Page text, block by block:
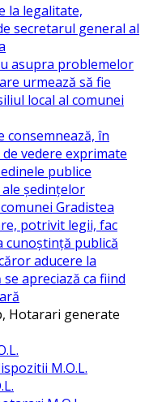
la legalitate,
secretarul general al
asupra problemelor
urmează să fie
local al comunei
consemnează, în
vedere exprimate
publice
ședințelor
Gradistea
potrivit legii, fac
cunoștință publică
aducere la
apreciază ca fiind
Hotarari generate
M.O.L.